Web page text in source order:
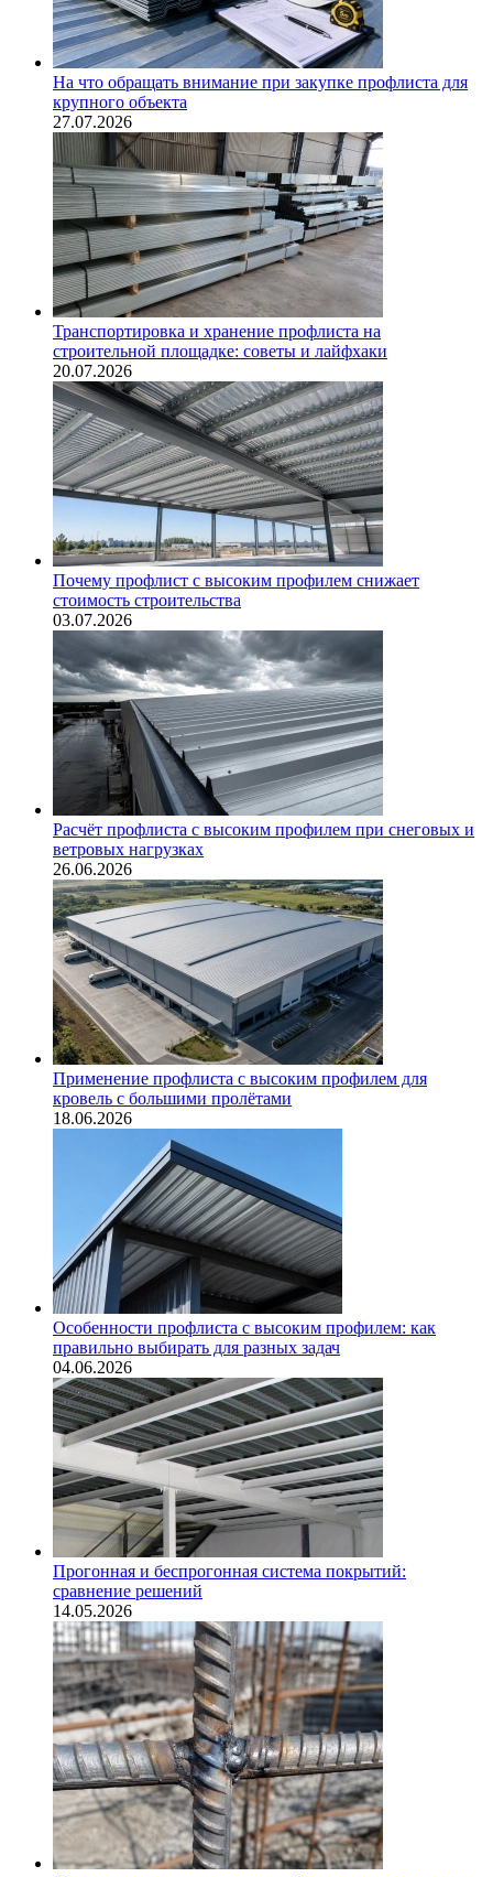
На что обращать внимание при закупке профлиста для
крупного объекта
27.07.2026
Транспортировка и хранение профлиста на
строительной площадке: советы и лайфхаки
20.07.2026
Почему профлист с высоким профилем снижает
стоимость строительства
03.07.2026
Расчёт профлиста с высоким профилем при снеговых и
ветровых нагрузках
26.06.2026
Применение профлиста с высоким профилем для
кровель с большими пролётами
18.06.2026
Особенности профлиста с высоким профилем: как
правильно выбирать для разных задач
04.06.2026
Прогонная и беспрогонная система покрытий:
сравнение решений
14.05.2026